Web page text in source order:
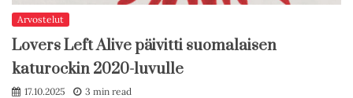
Arvostelut
Lovers Left Alive päivitti suomalaisen
katurockin 2020-luvulle
17.10.2025 3 min read